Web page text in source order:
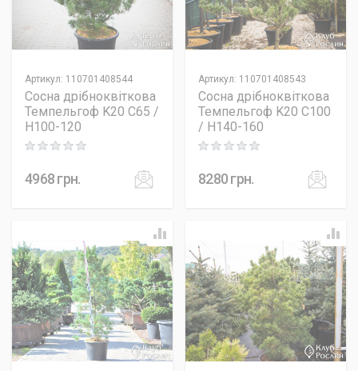
Артикул: 110701408544
Сосна дрібноквіткова
Темпельгоф K20 C65 /
H100-120
Rating: 0 out of 5
4968грн.
Артикул: 110701408543
Сосна дрібноквіткова
Темпельгоф K20 C100
/ H140-160
Rating: 0 out of 5
8280грн.